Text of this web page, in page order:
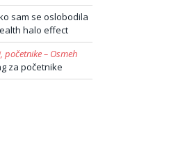
sam se oslobodila
halo effect
početnike – Osmeh
za početnike